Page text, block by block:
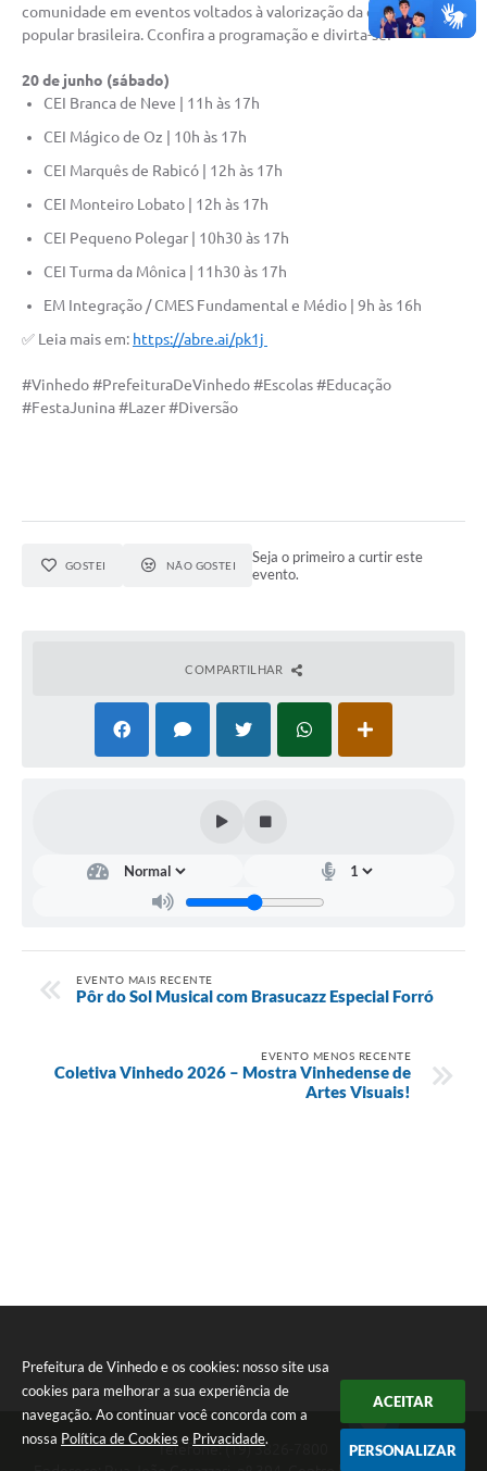
Prefeitura de Vinhedo e os cookies: nosso site usa
cookies para melhorar a sua experiência de
navegação. Ao continuar você concorda com a
nossa Política de Cookies e Privacidade.
ACEITAR
PERSONALIZAR
Carta de Serviços
Galeria de Vídeos
Contas Públicas
Legislação
Links Úteis
comunidade em eventos voltados à valorização da cultura
popular brasileira. Cconfira a programação e divirta-se!
20 de junho (sábado)
CEI Branca de Neve | 11h às 17h
CEI Mágico de Oz | 10h às 17h
CEI Marquês de Rabicó | 12h às 17h
CEI Monteiro Lobato | 12h às 17h
CEI Pequeno Polegar | 10h30 às 17h
CEI Turma da Mônica | 11h30 às 17h
EM Integração / CMES Fundamental e Médio | 9h às 16h
✅ Leia mais em: https://abre.ai/pk1j
#Vinhedo #PrefeituraDeVinhedo #Escolas #Educação
#FestaJunina #Lazer #Diversão
GOSTEI NÃO GOSTEI
Seja o primeiro a curtir este
evento.
COMPARTILHAR
EVENTO MAIS RECENTE
Pôr do Sol Musical com Brasucazz Especial Forró
EVENTO MENOS RECENTE
Coletiva Vinhedo 2026 – Mostra Vinhedense de
Artes Visuais!
Telefone: (19) 3826-7800